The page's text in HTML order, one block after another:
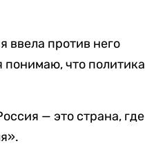
ввела против него
понимаю, что политика
— это страна, где